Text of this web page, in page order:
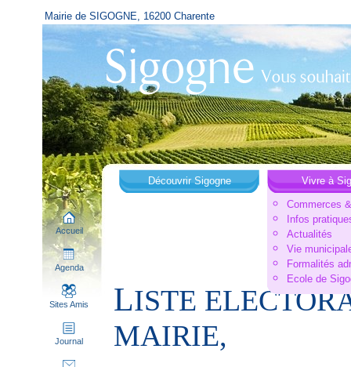
Mairie de SIGOGNE, 16200 Charente
Accueil
Agenda
Sites Amis
Journal
Découvrir Sigogne
Vivre à
Commerces
Infos
Actualités
Vie
Formalités
Ecole de
LISTE
MAIRIE,